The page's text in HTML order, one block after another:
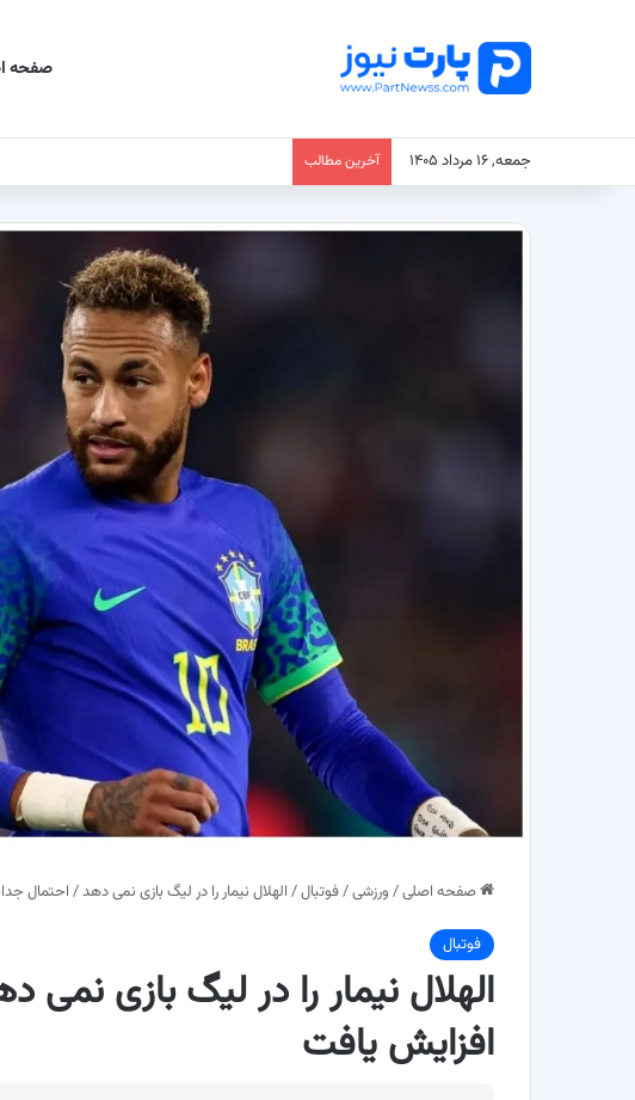
صفحه
جمعه, ۱۶ مرداد ۱۴۰۵ آخرین مطالب
صفحه اصلی/ ورزشی/فوتبال/الهلال نیمار را در لیگ بازی نمی دهد / احتمال
فوتبال
الهلال نیمار را در لیگ بازی
افزایش یافت